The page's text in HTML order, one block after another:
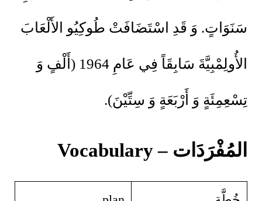
سَنَوَاتٍ. وَ قَدِ اسْتَضَافَتْ طُوكِيُو الأَلْعَابَ
الأُولِمْبِيَّةَ سَابِقَاً فِي عَامِ 1964 (أَلْفٍ وَ
تِسْعِمِئَةٍ وَ أَرْبَعَةٍ وَ سِتِّيْنَ).
المُفْرَدَات – Vocabulary